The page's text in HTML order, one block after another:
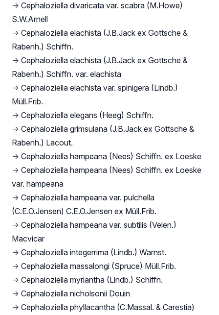
→ Cephaloziella divaricata var. scabra (M.Howe)
S.W.Arnell
→ Cephaloziella elachista (J.B.Jack ex Gottsche &
Rabenh.) Schiffn.
→ Cephaloziella elachista (J.B.Jack ex Gottsche &
Rabenh.) Schiffn. var. elachista
→ Cephaloziella elachista var. spinigera (Lindb.)
Müll.Frib.
→ Cephaloziella elegans (Heeg) Schiffn.
→ Cephaloziella grimsulana (J.B.Jack ex Gottsche &
Rabenh.) Lacout.
→ Cephaloziella hampeana (Nees) Schiffn. ex Loeske
→ Cephaloziella hampeana (Nees) Schiffn. ex Loeske
var. hampeana
→ Cephaloziella hampeana var. pulchella
(C.E.O.Jensen) C.E.O.Jensen ex Müll.Frib.
→ Cephaloziella hampeana var. subtilis (Velen.)
Macvicar
→ Cephaloziella integerrima (Lindb.) Warnst.
→ Cephaloziella massalongi (Spruce) Müll.Frib.
→ Cephaloziella myriantha (Lindb.) Schiffn.
→ Cephaloziella nicholsonii Douin
→ Cephaloziella phyllacantha (C.Massal. & Carestia)